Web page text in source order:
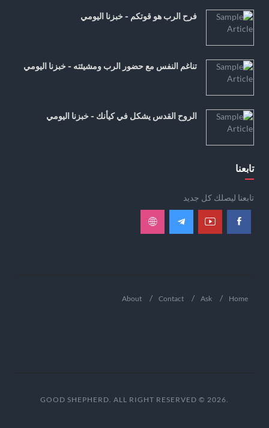
فرح الرب هو قوتكم - خبزنا اليومي
تناغم النفس مع حضور الرب ومشيئته - خبزنا اليومي
الروح القدس يشكل في كيأنك - خبزنا اليومي
تابعنا
تابعنا ليصلك كل جديد
Home
Ask
Contact
About